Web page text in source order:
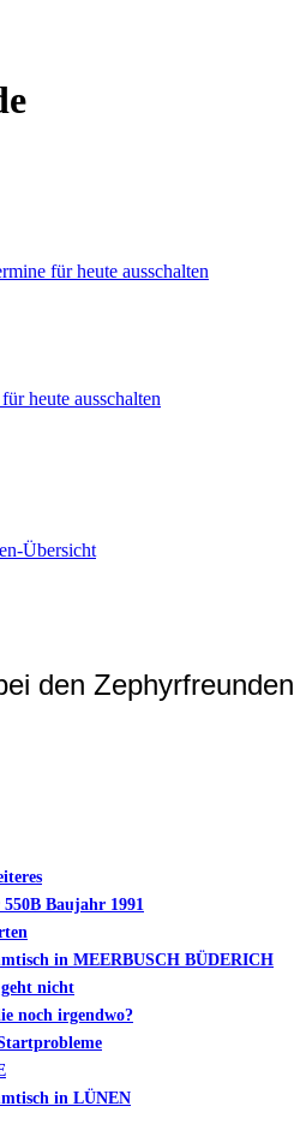
für heute ausschalten
heute ausschalten
Übersicht
den Zephyrfreunden
Baujahr 1991
in MEERBUSCH BÜDERICH
nicht
noch irgendwo?
in LÜNEN